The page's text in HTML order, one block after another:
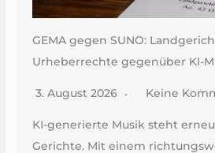
GEMA gegen SUNO:
Urheberrechte gegenüber KI-
3. August 2026 Keine
KI-generierte Musik steht
Gerichte. Mit einem